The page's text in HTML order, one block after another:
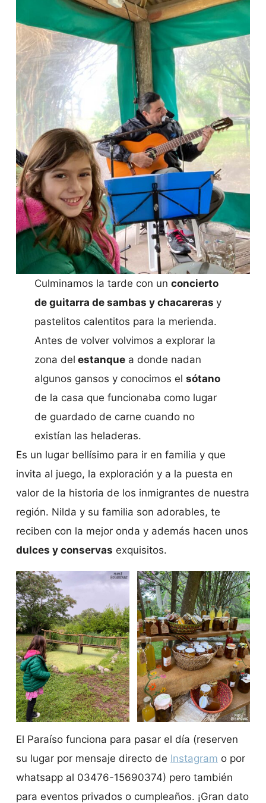
Culminamos la tarde con unconcierto
de guitarra de sambas y chacarerasy
pastelitos calentitos para la merienda.
Antes de volver volvimos a explorar la
zona del estanque a donde nadan
algunos gansos y conocimos elsótano
de la casa que funcionaba como lugar
de guardado de carne cuando no
existían las heladeras.
Es un lugar bellísimo para ir en familia y que
invita al juego, la exploración y a la puesta en
valor de la historia de los inmigrantes de nuestra
región. Nilda y su familia son adorables, te
reciben con la mejor onda y además hacen unos
dulces y conservas exquisitos.
El Paraíso funciona para pasar el día (reserven
su lugar por mensaje directo de Instagram o por
whatsapp al 03476-15690374) pero también
para eventos privados o cumpleaños. ¡Gran dato